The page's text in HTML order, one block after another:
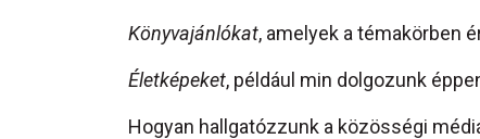
Könyvajánlókat, amelyek a témakörben
Életképeket, például min dolgozunk
Hogyan hallgatózzunk a közösségi